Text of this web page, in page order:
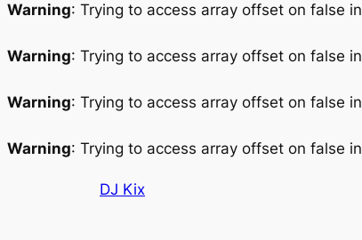
Warning: Trying to access array offset on false in
Warning: Trying to access array offset on false in
Warning: Trying to access array offset on false in
Warning: Trying to access array offset on false in
DJ Kix